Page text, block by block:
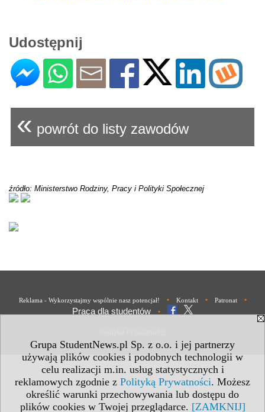
Grupa StudentNews.pl Sp. z o.o. i jej partnerzy
używają plików cookies i podobnych technologii w
celu realizacji m.in. usług statystycznych i
reklamowych zgodnie z Polityką Prywatności. Możesz
określić warunki przechowywania lub dostępu do
plików cookies w Twojej przeglądarce. [ZAMKNIJ]
Udostępnij
« powrót do listy zawodów
źródło: Ministerstwo Rodziny, Pracy i Polityki Społecznej
Reklama - Wykorzystajmy wspólnie nasz potencjał! • Kontakt • Patronat •
Praca dla studentów •